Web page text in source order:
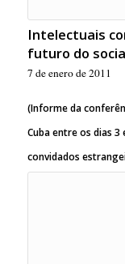
Intelectuais
futuro do
7 de enero de 2011
(Informe da
Cuba entre os dias
convidados